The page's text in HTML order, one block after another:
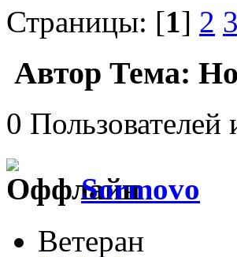
Страницы: [1] 2 3
Автор Тема:
0 Пользователей
Sormovo
Ветеран